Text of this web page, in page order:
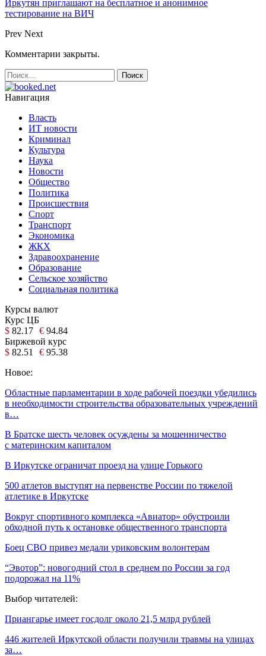
Иркутян приглашают на бесплатное и анонимное
тестирование на ВИЧ
Prev Next
Комментарии закрыты.
Навигация
Власть
ИТ новости
Криминал
Культура
Наука
Новости
Общество
Политика
Происшествия
Спорт
Транспорт
Экономика
ЖКХ
Здравоохранение
Образование
Сельское хозяйство
Социальная политика
Курсы валют
Курс ЦБ
$ 82.17 € 94.84
Биржевой курс
$ 82.51 € 95.38
Новое:
Областные парламентарии в ходе рабочей поездки убедились
в необходимости строительства образовательных учреждений
в…
В Братске шесть человек осуждены за мошенничество
с материнским капиталом
В Иркутске ограничат проезд на улице Горького
500 атлетов выступят на первенстве России по тяжелой
атлетике в Иркутске
Вокруг спортивного комплекса «Авиатор» обустроили
обходной путь к остановке общественного транспорта
Боец СВО привез медали уриковским волонтерам
“Эвотор”: новогодний стол в среднем по России за год
подорожал на 11%
Выбор читателей:
Приангарье имеет госдолг около 21,5 млрд рублей
446 жителей Иркутской области получили травмы на улицах
за…